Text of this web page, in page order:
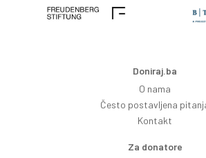
Doniraj.ba
O nama
Često postavljena
Kontakt
Za donatore